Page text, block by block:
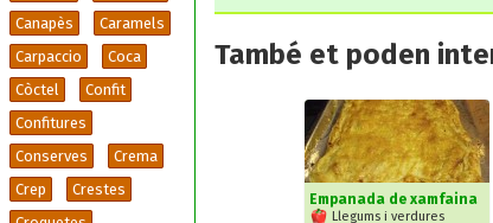
Canapès
Caramels
Carpaccio
Coca
Còctel
Confit
Confitures
Conserves
Crema
Crep
Crestes
També et poden
Empanada de xamfaina
Llegums i verdures